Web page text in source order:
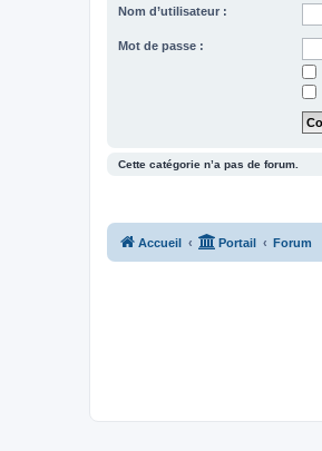
Nom d’utilisateur :
Mot de passe :
Cette catégorie n’a pas de forum.
Accueil Portail Forum